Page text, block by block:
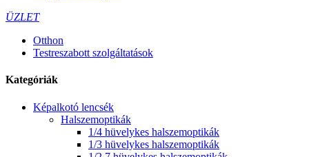
ÜZLET
Otthon
Testreszabott szolgáltatások
Kategóriák
Képalkotó lencsék
Halszemoptikák
1/4 hüvelykes halszemoptikák
1/3 hüvelykes halszemoptikák